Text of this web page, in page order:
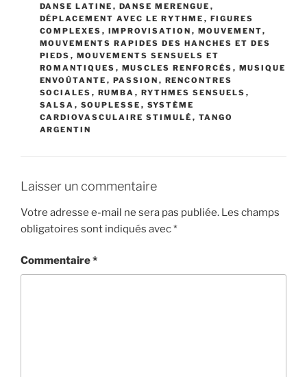
DANSE LATINE , DANSE MERENGUE ,
DÉPLACEMENT AVEC LE RYTHME , FIGURES
COMPLEXES , IMPROVISATION , MOUVEMENT,
MOUVEMENTS RAPIDES DES HANCHES ET DES
PIEDS , MOUVEMENTS SENSUELS ET
ROMANTIQUES , MUSCLES RENFORCÉS , MUSIQUE
ENVOÛTANTE , PASSION , RENCONTRES
SOCIALES , RUMBA , RYTHMES SENSUELS ,
SALSA , SOUPLESSE , SYSTÈME
CARDIOVASCULAIRE STIMULÉ , TANGO
ARGENTIN
Laisser un commentaire
Votre adresse e-mail ne sera pas publiée. Les champs
obligatoires sont indiqués avec*
Commentaire*